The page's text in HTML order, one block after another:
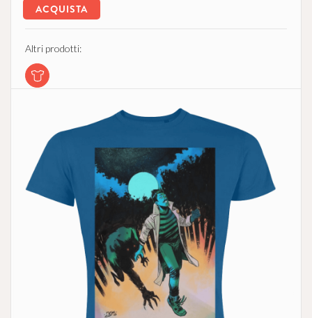
ACQUISTA
Altri prodotti: